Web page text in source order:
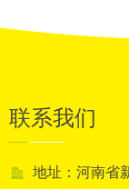
联系我们
地址：河南省